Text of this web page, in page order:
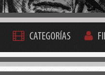
CATEGORÍAS